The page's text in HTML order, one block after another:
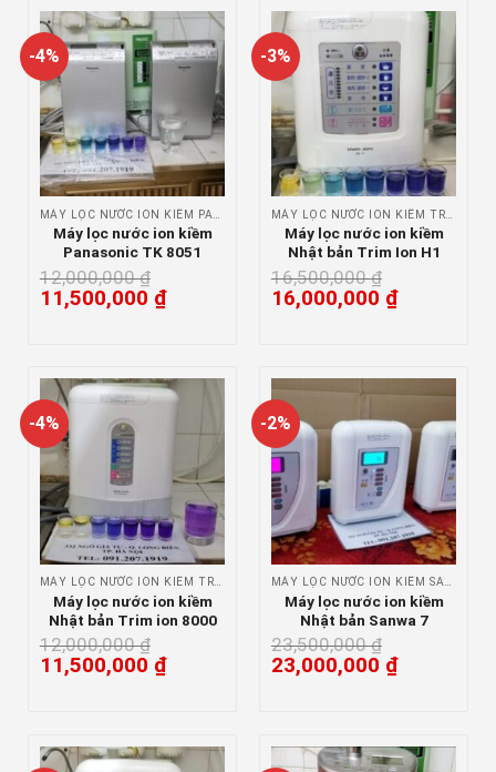
-4%
Máy lọc nước ion kiềm
Panasonic TK 8051
12,000,000₫
11,500,000 ₫
-3%
Máy lọc nước ion kiềm
Nhật bản Trim Ion H1
16,500,000₫
16,000,000 ₫
-4%
MÁY LỌC NƯỚC ION KIỀM TRIM ION
Máy lọc nước ion kiềm
Nhật bản Trim ion 8000
12,000,000₫
11,500,000 ₫
-2%
MÁY LỌC NƯỚC ION KIỀM SANWA
Máy lọc nước ion kiềm
Nhật bản Sanwa 7
23,500,000₫
23,000,000 ₫